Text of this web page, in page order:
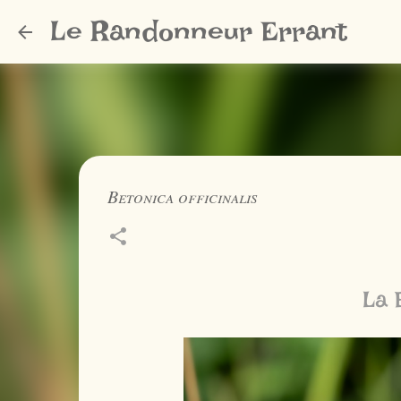
Le Randonneur Errant
Betonica officinalis
La